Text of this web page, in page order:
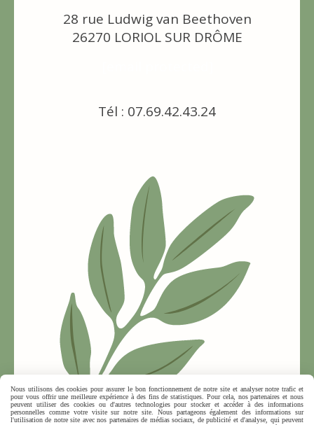
28 rue Ludwig van Beethoven
26270 LORIOL SUR DRÔME
Tél : 07.69.42.43.24
Nous utilisons des cookies pour assurer le bon fonctionnement de notre site et analyser notre trafic et
pour vous offrir une meilleure expérience à des fins de statistiques. Pour cela, nos partenaires et nous
peuvent utiliser des cookies ou d'autres technologies pour stocker et accéder à des informations
personnelles comme votre visite sur notre site. Nous partageons également des informations sur
l'utilisation de notre site avec nos partenaires de médias sociaux, de publicité et d'analyse, qui peuvent